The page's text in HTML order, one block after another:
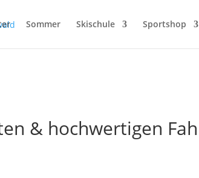
Sommer Skischule Sportshop
& hochwertigen